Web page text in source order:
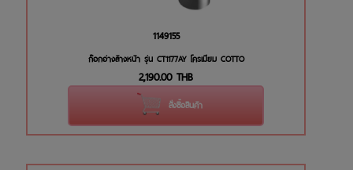
1149155
ก๊อกอ่างล้างหน้า รุ่น CT1177AY โครเมียม COTTO
2,190.00 THB
สั่งซื้อสินค้า